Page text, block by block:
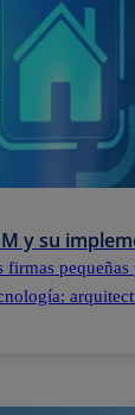
y su
firmas